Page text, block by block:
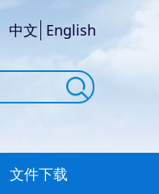
中文 English
文件下载